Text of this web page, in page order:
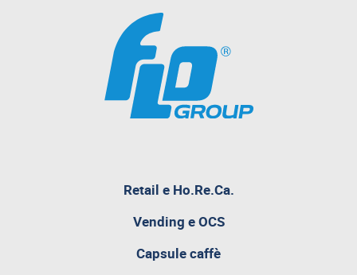
Retail e Ho.Re.Ca.
Vending e OCSpagina
Capsule caffè